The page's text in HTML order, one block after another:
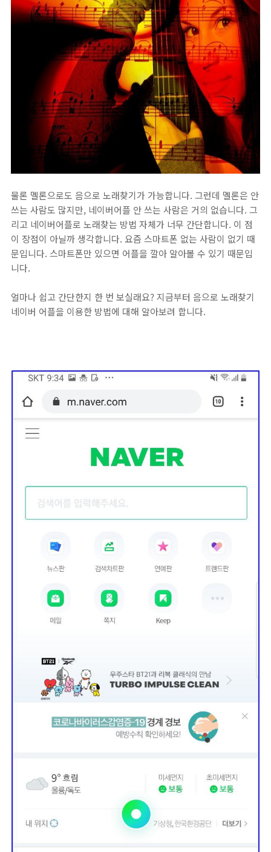
물론 멜론으로도 음으로 노래찾기가 가능합니다. 그런데 멜론은 안
쓰는 사람도 많지만, 네이버어플 안 쓰는 사람은 거의 없습니다. 그
리고 네이버어플로 노래찾는 방법 자체가 너무 간단합니다. 이 점
이 장점이 아닐까 생각합니다. 요즘 스마트폰 없는 사람이 없기 때
문입니다. 스마트폰만 있으면 어플을 깔아 알아볼 수 있기 때문입
니다.
얼마나 쉽고 간단한지 한 번 보실래요? 지금부터 음으로 노래찾기
네이버 어플을 이용한 방법에 대해 알아보려 합니다.